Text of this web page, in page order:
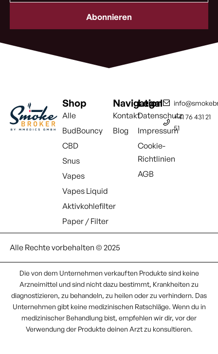
Shop
Alle
BudBouncy
CBD
Snus
Vapes
Vapes Liquid
Aktivkohlefilter
Paper / Filter
Navigation
Kontakt
Blog
Legal
Datenschutz
Impressum
Cookie-
Richtlinien
AGB
+41 76 431 21
51
Alle Rechte vorbehalten © 2025
Die von dem Unternehmen verkauften Produkte sind keine
Arzneimittel und sind nicht dazu bestimmt, Krankheiten zu
diagnostizieren, zu behandeln, zu heilen oder zu verhindern. Das
Unternehmen gibt keine medizinischen Ratschläge. Wenn du in
medizinischer Behandlung bist, empfehlen wir dir, vor der
Verwendung der Produkte deinen Arzt zu konsultieren.